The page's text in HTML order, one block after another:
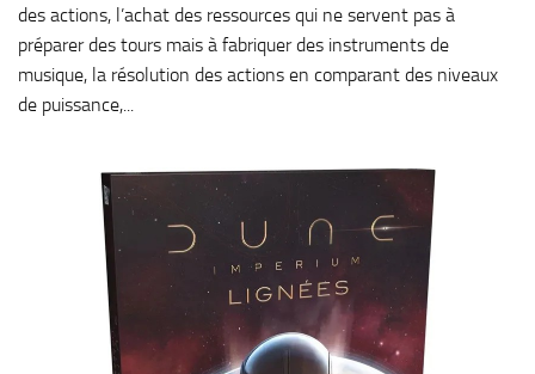
des actions, l’achat des ressources qui ne servent pas à
préparer des tours mais à fabriquer des instruments de
musique, la résolution des actions en comparant des niveaux
de puissance,...